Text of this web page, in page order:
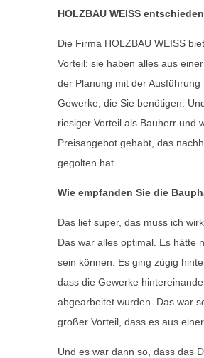
HOLZBAU WEISS
Die Firma HOLZBAU WEISS
Vorteil: sie haben alles aus
der Planung mit der Ausführung
Gewerke, die Sie benötigen.
riesiger Vorteil als Bauherr und
Preisangebot gehabt, das
gegolten hat.
Wie empfanden Sie die
Das lief super, das muss ich
Das war alles optimal. Es hätte
sein können. Es ging zügig
dass die Gewerke
abgearbeitet wurden. Das war
großer Vorteil, dass es aus
Und es war dann so, dass das